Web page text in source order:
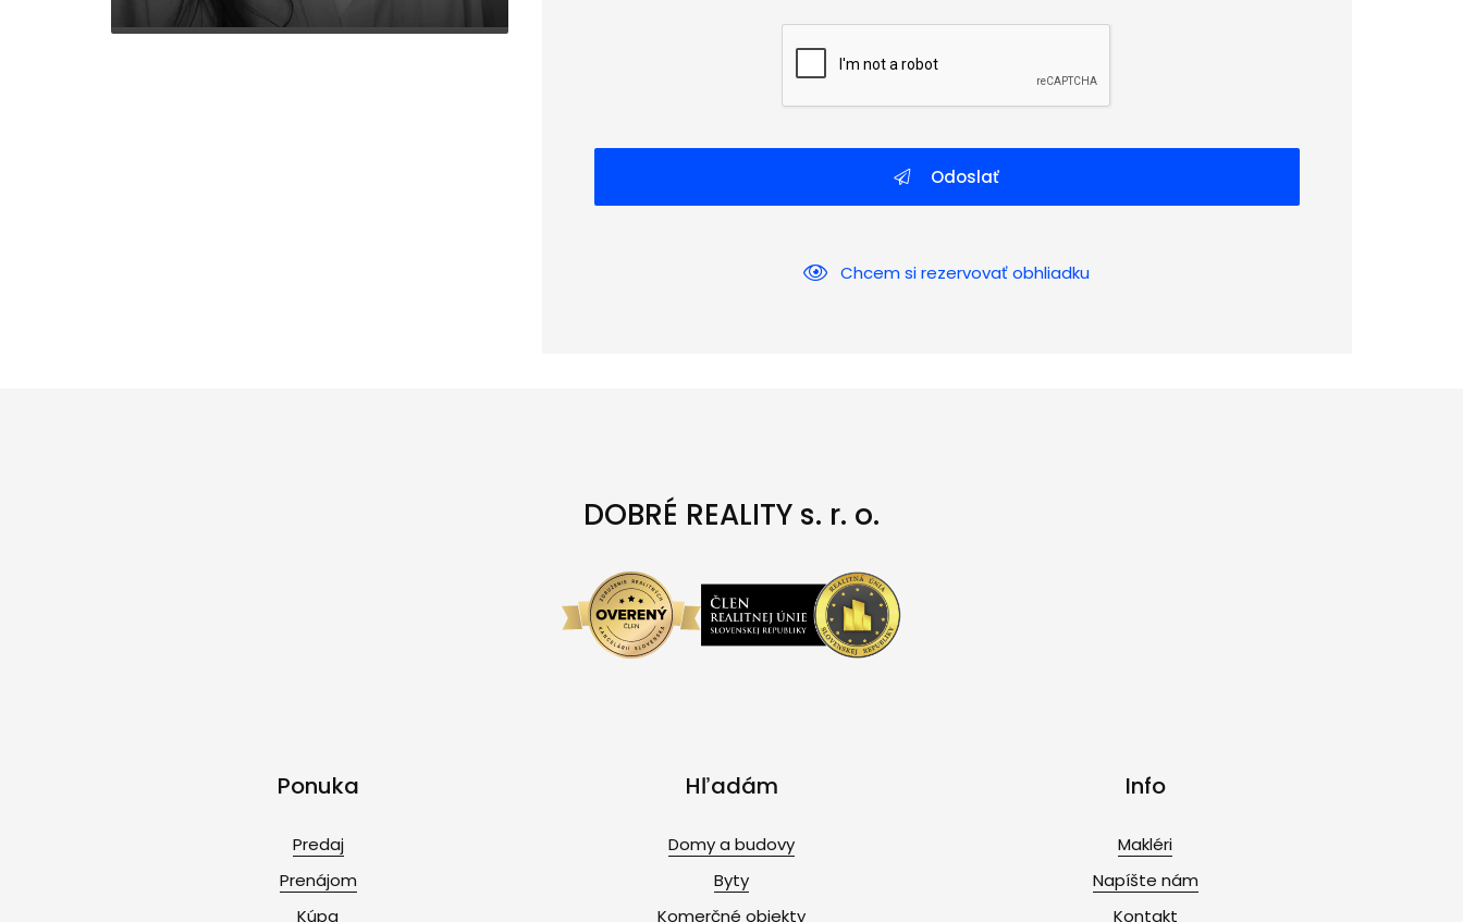
Odoslať
Chcem si rezervovať obhliadku
DOBRÉ REALITY s. r. o.
Ponuka
Predaj
Prenájom
Kúpa
Hľadám
Domy a budovy
Byty
Komerčné objekty
Info
Makléri
Napíšte nám
Kontakt